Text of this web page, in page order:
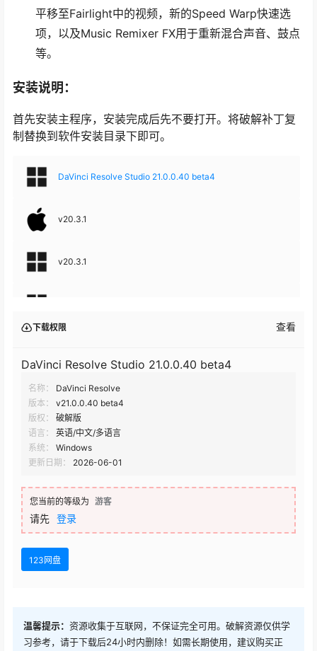
平移至Fairlight中的视频，新的Speed Warp快速选
项，以及Music Remixer FX用于重新混合声音、鼓点
等。
安装说明：
首先安装主程序，安装完成后先不要打开。将破解补丁复
制替换到软件安装目录下即可。
DaVinci Resolve Studio 21.0.0.40 beta4
v20.3.1
v20.3.1
DaVinci Resolve Studio v20.0.1
DaVinci Resolve Studio v20.0.0.49
DaVinci Resolve Studio 20.0.0.47
DaVinci Resolve Studio v20.0.0.38
DaVinci Resolve Studio 19.1.4 MacOS
下载权限 查看
DaVinci Resolve Studio 21.0.0.40 beta4
名称：
DaVinci Resolve
版本：
v21.0.0.40 beta4
版权：
破解版
语言：
英语/中文/多语言
系统：
Windows
更新日期：
2026-06-01
您当前的等级为 游客
请先 登录
123网盘
温馨提示： 资源收集于互联网，不保证完全可用。破解资源仅供学
习参考，请于下载后24小时内删除！如需长期使用，建议购买正